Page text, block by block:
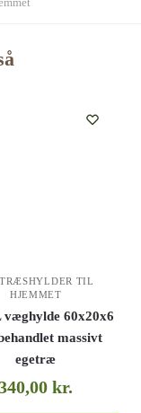
TIL
HJEMMET
væghylde 60x20x6
massivt
egetræ
kr.